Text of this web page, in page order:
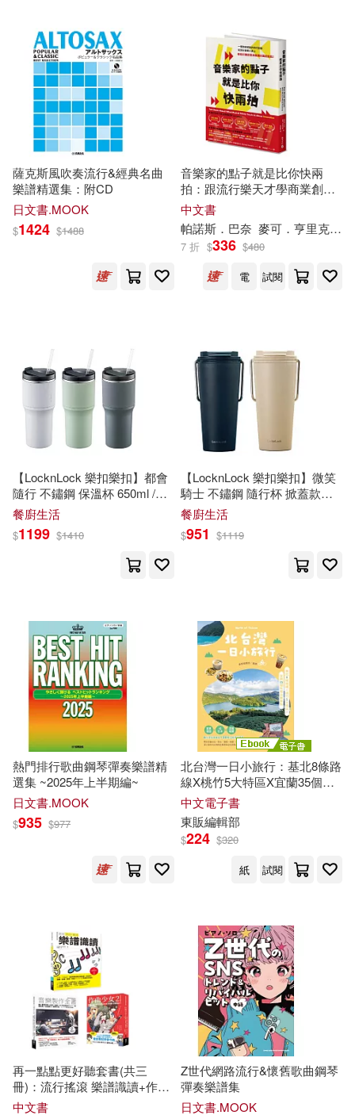
蘇子茵(2)
蘇珊·法斯特(2) 蘇秀悅(2)
蘇超峰(2) 行遍天下記者群(2)
衛生署中醫藥委員會(2)
西口一希(2) 覃子安(2)
許曼莉(2) 許正典(2)
謝綺倩(2)
賴怡君(2)
路克‧歐尼爾(2) 郭志標(2)
郭芫沅(2) 鄧寶劍(2)
鄭石岩(2)
金姝延(2)
鈕韻鐸(2)
長悅設計研究室(2) 陳俊欽(2)
陳傳席（主編）(2)
陳坤（主編）(2) 陳會英(2)
陳松柏(2) 陳淑子(2)
陳順德(2)
陳麗伶(2)
音樂Natalie(2) 音渭(2)
顏艾琳(2) 風見鶏(2)
桃園縣政府文化局(3)
江蘇人民出版社(3)
浙江文藝出版社(3) 海樂(3)
海蝶音樂(3)
知音人(3)
科學普及出版社(3)
經史子集(3)
經濟管理出版社(3)
聯經出版公司(3) 華文精典(3)
華東理工大學出版社(3)
西南交通大學出版社(3)
西安交通大學出版社(3)
譯林出版社(3) 遠足文化(3)
重慶大學出版社(3)
雲南大學出版社(3)
黑龍江科學技術出版社(3)
Biddulph Recordings(2)
Chandos(2)
ICA Classics(2) Ingram(2)
薩克斯風吹奏流行&經典名曲
樂譜精選集：附CD
日文書.MOOK
$1424 $1488
音樂家的點子就是比你快兩
拍：跟流行樂天才學商業創新
思維
中文書
帕諾斯．巴奈 麥可．亨里克斯
7 折 $336 $480
電
試閱
【LocknLock 樂扣樂扣】都會
隨行 不鏽鋼 保溫杯 650ml /個
LHC-4277S 系列 LHC-
4277SGRY-灰色
餐廚生活
$1199 $1410
【LocknLock 樂扣樂扣】微笑
騎士 不鏽鋼 隨行杯 掀蓋款式
540ml /個 LHC-4269 系列
LHC-4269NVY-梵谷星空藍
餐廚生活
$951 $1119
熱門排行歌曲鋼琴彈奏樂譜精
選集 ~2025年上半期編~
日文書.MOOK
$935 $977
北台灣一日小旅行：基北8條路
線X桃竹5大特區X宜蘭35個吃
喝玩樂要點 (電子書)
中文電子書
東販編輯部
$224 $320
紙
試閱
再一點點更好聽套書(共三
冊)：流行搖滾 樂譜識讀+作曲
少女2+音樂製作全書
中文書
Z世代網路流行&懷舊歌曲鋼琴
彈奏樂譜集
日文書.MOOK